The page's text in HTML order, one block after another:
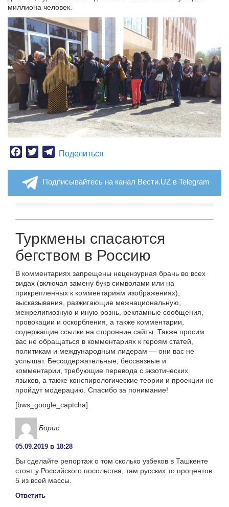
миллиона человек.
Facebook
TwitterTelegram
Поделиться
Подписывайтесь на канал Вести.UZ в Telegram
Туркмены спасаются
бегством в Россию
В комментариях запрещены нецензурная брань во всех
видах (включая замену букв символами или на
прикрепленных к комментариям изображениях),
высказывания, разжигающие межнациональную,
межрелигиозную и иную рознь, рекламные сообщения,
провокации и оскорбления, а также комментарии,
содержащие ссылки на сторонние сайты. Также просим
вас не обращаться в комментариях к героям статей,
политикам и международным лидерам — они вас не
услышат. Бессодержательные, бессвязные и
комментарии, требующие перевода с экзотических
языков, а также конспирологические теории и проекции не
пройдут модерацию. Спасибо за понимание!
[bws_google_captcha]
Борис:
05.09.2019 в 18:28
Вы сделайте репортаж о том сколько узбеков в Ташкенте
стоят у Российского посольства, там русских то процентов
5 из всей массы.
Ответить